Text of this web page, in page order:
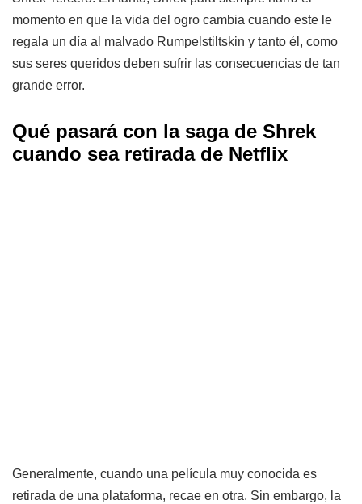
momento en que la vida del ogro cambia cuando este le
regala un día al malvado Rumpelstiltskin y tanto él, como
sus seres queridos deben sufrir las consecuencias de tan
grande error.
Qué pasará con la saga de Shrek
cuando sea retirada de Netflix
Generalmente, cuando una película muy conocida es
retirada de una plataforma, recae en otra. Sin embargo, la